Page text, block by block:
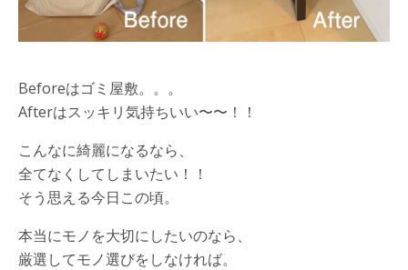
Beforeはゴミ屋敷。。。
Afterはスッキリ気持ちいい〜〜！！
こんなに綺麗になるなら、
全てなくしてしまいたい！！
そう思える今日この頃。
本当にモノを大切にしたいのなら、
厳選してモノ選びをしなければ。